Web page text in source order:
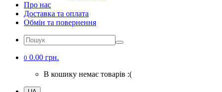
Про нас
Доставка та оплата
Обмін та повернення
0 0.00 грн.
В кошику немає товарів :(